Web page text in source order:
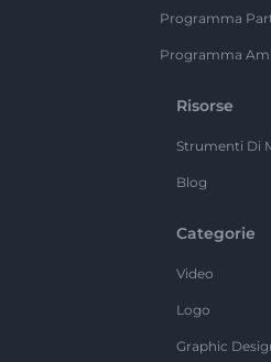
Programma
Programma
Risorse
Strumenti Di
Blog
Categorie
Video
Logo
Graphic